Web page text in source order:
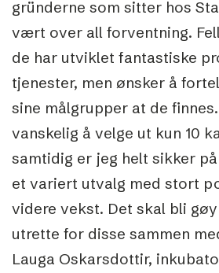
gründerne som sitter hos
vært over all forventning.
de har utviklet fantastiske
tjenester, men ønsker å
sine målgrupper at de
vanskelig å velge ut kun 10
samtidig er jeg helt sikker
et variert utvalg med stort
videre vekst. Det skal bli
utrette for disse sammen
Lauga Oskarsdottir,